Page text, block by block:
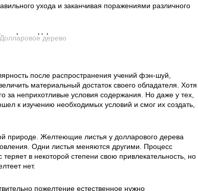
ухода и заканчивая поражениями различного
после распространения учений фэн-шуй,
материальный достаток своего обладателя. Хотя
неприхотливые условия содержания. Но даже у тех,
к изучению необходимых условий и смог их создать,
природе. Желтеющие листья у долларового дерева
Одни листья меняются другими. Процесс
в некоторой степени свою привлекательность, но
нет.
пожелтение естественное нужно